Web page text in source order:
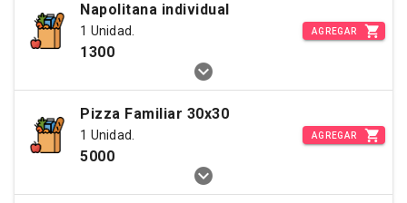
Napolitana individual
1 Unidad.
1300
AGREGAR
Pizza Familiar 30x30
1 Unidad.
5000
AGREGAR